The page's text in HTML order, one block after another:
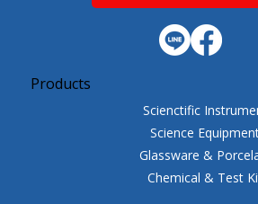
Products
Scienctific
Science
Glassware &
Chemical & Test